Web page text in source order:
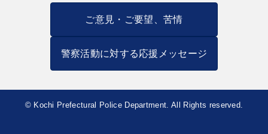
ご意見・ご要望、苦情
警察活動に対する応援メッセージ
© Kochi Prefectural Police Department. All Rights reserved.